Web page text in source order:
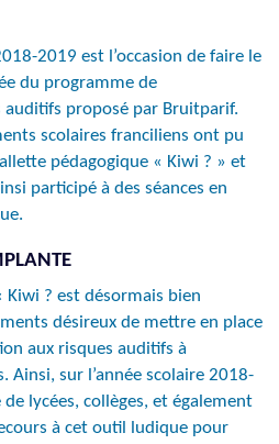
2019 est l’occasion de faire le
du programme de
auditifs proposé par Bruitparif.
scolaires franciliens ont pu
pédagogique « Kiwi ? » et
participé à des séances en
Kiwi ? est désormais bien
désireux de mettre en place
aux risques auditifs à
Ainsi, sur l’année scolaire 2018-
lycées, collèges, et également
à cet outil ludique pour